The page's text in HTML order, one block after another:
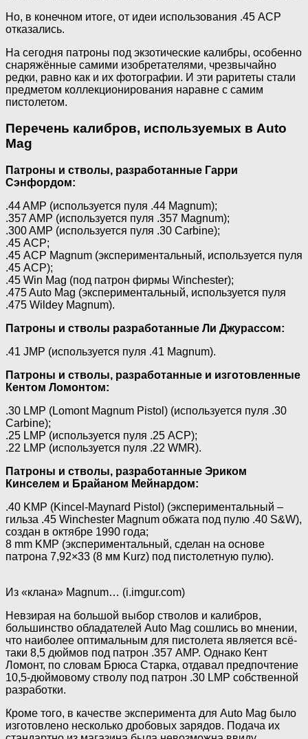
Но, в конечном итоге, от идеи использования .45 ACP
отказались.
На сегодня патроны под экзотические калибры, особенно
снаряжённые самими изобретателями, чрезвычайно
редки, равно как и их фотографии. И эти раритеты стали
предметом коллекционирования наравне с самим
пистолетом.
Перечень калибров, используемых в Auto
Mag
Патроны и стволы, разработанные Гарри
Сэнфордом:
.44 AMP (используется пуля .44 Magnum);
.357 AMP (используется пуля .357 Magnum);
.300 AMP (используется пуля .30 Carbine);
.45 АСР;
.45 ACP Magnum (экспериментальный, используется пуля
.45 ACP);
.45 Win Mag (под патрон фирмы Winchester);
.475 Auto Mag (экспериментальный, используется пуля
.475 Wildey Magnum).
Патроны и стволы разработанные Ли Джурассом:
.41 JMP (используется пуля .41 Magnum).
Патроны и стволы, разработанные и изготовленные
Кентом Ломонтом:
.30 LMP (Lomont Magnum Pistol) (используется пуля .30
Carbine);
.25 LMP (используется пуля .25 ACP);
.22 LMP (используется пуля .22 WMR).
Патроны и стволы, разработанные Эриком
Кинселем и Брайаном Мейнардом:
.40 KMP (Kincel-Maynard Pistol) (экспериментальный –
гильза .45 Winchester Magnum обжата под пулю .40 S&W),
создан в октябре 1990 года;
8 mm KMP (экспериментальный, сделан на основе
патрона 7,92×33 (8 мм Kurz) под пистолетную пулю).
Из «клана» Magnum… (i.imgur.com)
Невзирая на большой выбор стволов и калибров,
большинство обладателей Auto Mag сошлись во мнении,
что наиболее оптимальным для пистолета является всё-
таки 8,5 дюймов под патрон .357 AMP. Однако Кент
Ломонт, по словам Брюса Старка, отдавал предпочтение
10,5-дюймовому стволу под патрон .30 LMP собственной
разработки.
Кроме того, в качестве эксперимента для Auto Mag было
изготовлено несколько дробовых зарядов. Подача их